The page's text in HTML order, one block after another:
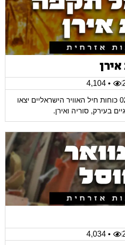
• 4,104
היום לפנות בוקר בשעה 0220 כוחות חיל האוויר הישראליים יצאו
בעירק, סוריה ואירן.
• 4,034